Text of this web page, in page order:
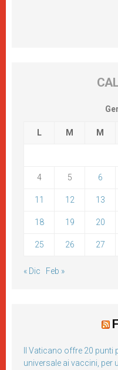
L M M
4 5 6
11 12 13
18 19 20
25 26 27
« Dic Feb »
Il Vaticano offre 20
universale ai vaccini, per